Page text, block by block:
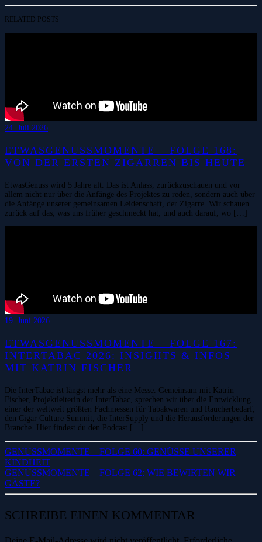
RELATED POSTS
24. Juli 2026
ETWASGENUSSMOMENTE – FOLGE 168:
VON DER ERSTEN ZIGARREN BIS HEUTE
EtwasGenuss wird 5 Jahre alt. Das ist Anlass, zurückzuschauen und vor
allem nicht nur über die Anfänge des Projektes zu reden, sondern auch über
die Anfänge unserer gemeinsamen Leidenschaft, der Zigarre. Wir schauen
zurück auf das, was uns früher geschmeckt hat, und auch darauf, wo […]
19. Juni 2026
ETWASGENUSSMOMENTE – FOLGE 167:
INTERTABAC 2026: INSIGHTS & INFOS
MIT KATRIN FISCHER
Die InterTabac ist längst mehr als eine Messe. Gemeinsam mit Katrin
Fischer, Projektleiterin der InterTabac, sprechen wir über die Entwicklung
einer der weltweit größten Fachmessen für Tabakwaren und Raucherbedarf,
den Cigar Culture Summit, die InterSupply und die Herausforderungen der
Branche. Hier findest du den Podcast […]
GENUSSMOMENTE – FOLGE 60: GENÜSSE UNSERER
KINDHEIT
GENUSSMOMENTE – FOLGE 62: WIE BEWIRTEN WIR
GÄSTE?
SCHREIBE EINEN KOMMENTAR